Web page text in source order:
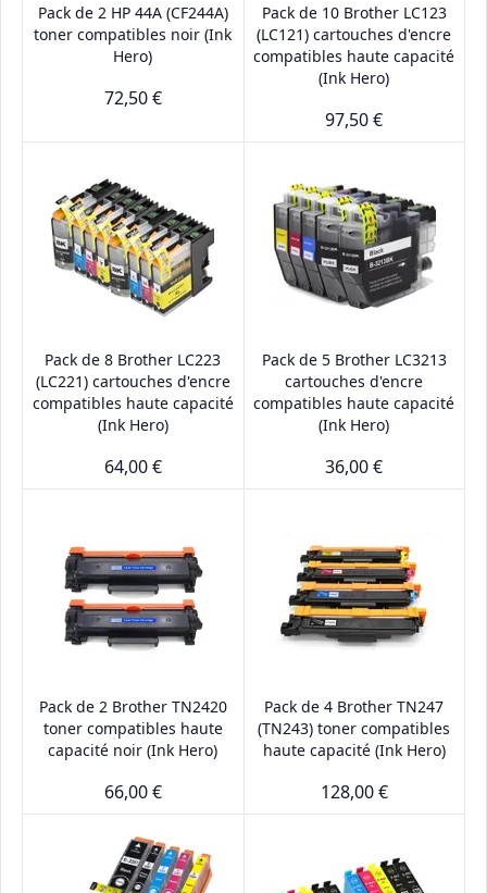
Pack de 2 HP 44A (CF244A)
toner compatibles noir (Ink
Hero)
72,50 €
Pack de 10 Brother LC123
(LC121) cartouches d'encre
compatibles haute capacité
(Ink Hero)
97,50 €
Pack de 8 Brother LC223
(LC221) cartouches d'encre
compatibles haute capacité
(Ink Hero)
64,00 €
Pack de 5 Brother LC3213
cartouches d'encre
compatibles haute capacité
(Ink Hero)
36,00 €
Pack de 2 Brother TN2420
toner compatibles haute
capacité noir (Ink Hero)
66,00 €
Pack de 4 Brother TN247
(TN243) toner compatibles
haute capacité (Ink Hero)
128,00 €